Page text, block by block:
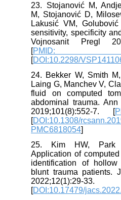
23. Stojanović M,
M, Stojanović D,
Lakusić VM,
sensitivity, specificity
Vojnosanit Pregl
[PMID:
[DOI:10.2298/
24. Bekker W, Smith
Laing G, Manchev V,
fluid on computed
abdominal trauma.
2019;101(8):552-7. [
[DOI:10.1308/
PMC6818054
25. Kim HW,
Application of
identification of
blunt trauma
[DOI:10.17479/